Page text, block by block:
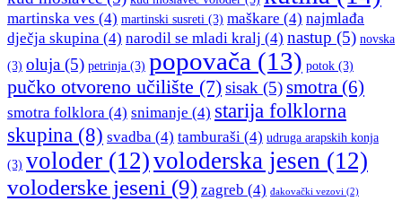
martinska ves (4) martinski susreti (3) maškare (4) najmlađa
dječja skupina (4) narodil se mladi kralj (4) nastup (5) novska
(3) oluja (5) petrinja (3) popovača (13) potok (3)
pučko otvoreno učilište (7)sisak (5)smotra (6)
smotra folklora (4) snimanje (4) starija folklorna
skupina (8) svadba (4) tamburaši (4) udruga arapskih konja
(3) voloder (12)voloderska jesen (12)
voloderske jeseni (9) zagreb (4) đakovački vezovi (2)